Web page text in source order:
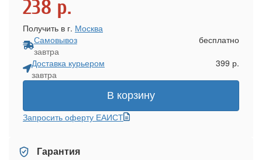
238 р.
Получить в г. Москва
Самовывоз
завтра
бесплатно
Доставка курьером
завтра
399 р.
В корзину
Запросить оферту ЕАИСТ
Гарантия